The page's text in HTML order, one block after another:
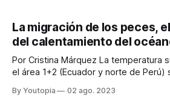
La migración de los peces,
del calentamiento del
Por Cristina Márquez La temperatura superficial del mar en
el área 1+2 (Ecuador y norte de Perú)
grados, pero todas las estaciones del
By Youtopia 02 ago. 2023